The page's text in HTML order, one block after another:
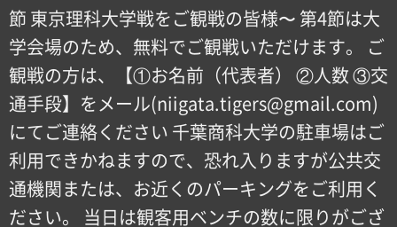
節 東京理科大学戦をご観戦の皆様〜 第4節は大
学会場のため、無料でご観戦いただけます。 ご
観戦の方は、【①お名前（代表者） ②人数 ③交
通手段】をメール(niigata.tigers@gmail.com)
にてご連絡ください 千葉商科大学の駐車場はご
利用できかねますので、恐れ入りますが公共交
通機関または、お近くのパーキングをご利用く
ださい。 当日は観客用ベンチの数に限りがござ